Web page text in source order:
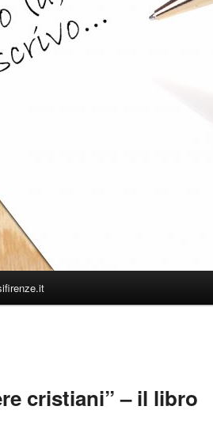
cristiani” – il libro